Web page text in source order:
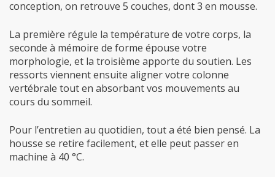
conception, on retrouve 5 couches, dont 3 en mousse.
La première régule la température de votre corps, la
seconde à mémoire de forme épouse votre
morphologie, et la troisième apporte du soutien. Les
ressorts viennent ensuite aligner votre colonne
vertébrale tout en absorbant vos mouvements au
cours du sommeil.
Pour l’entretien au quotidien, tout a été bien pensé. La
housse se retire facilement, et elle peut passer en
machine à 40 °C.